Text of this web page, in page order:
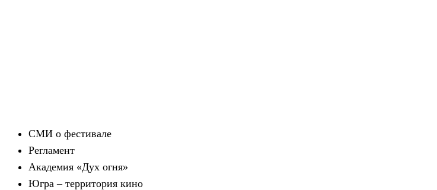
СМИ о фестивале
Регламент
Академия «Дух огня»
Югра – территория кино